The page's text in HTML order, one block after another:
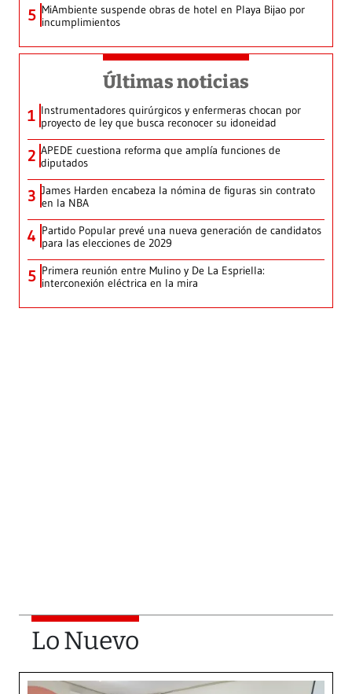
5 MiAmbiente suspende obras de hotel en Playa Bijao por
incumplimientos
Últimas noticias
1 Instrumentadores quirúrgicos y enfermeras chocan por
proyecto de ley que busca reconocer su idoneidad
2 APEDE cuestiona reforma que amplía funciones de
diputados
3 James Harden encabeza la nómina de figuras sin contrato
en la NBA
4 Partido Popular prevé una nueva generación de candidatos
para las elecciones de 2029
5 Primera reunión entre Mulino y De La Espriella:
interconexión eléctrica en la mira
Lo Nuevo